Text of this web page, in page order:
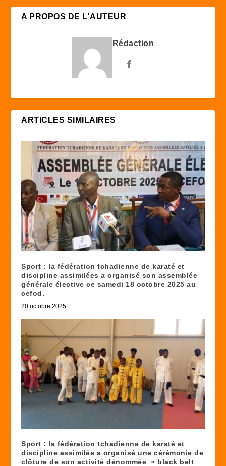
A PROPOS DE L'AUTEUR
Rédaction
ARTICLES SIMILAIRES
Sport : la fédération tchadienne de karaté et
discipline assimilées a organisé son assemblée
générale élective ce samedi 18 octobre 2025 au
cefod.
20 octobre 2025
Sport : la fédération tchadienne de karaté et
discipline assimilée a organisé une cérémonie de
clôture de son activité dénommée » black belt